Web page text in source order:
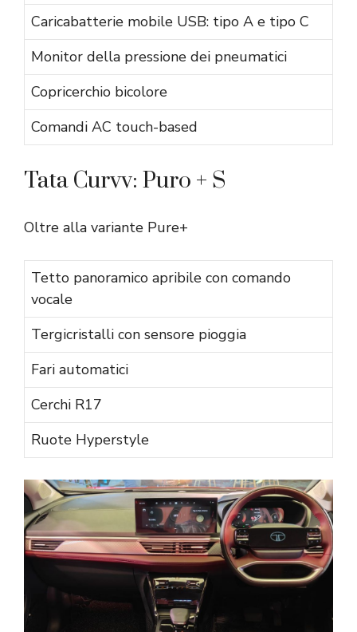
Caricabatterie mobile USB: tipo A e tipo C
Monitor della pressione dei pneumatici
Copricerchio bicolore
Comandi AC touch-based
Tata Curvv: Puro + S
Oltre alla variante Pure+
Tetto panoramico apribile con comando
vocale
Tergicristalli con sensore pioggia
Fari automatici
Cerchi R17
Ruote Hyperstyle